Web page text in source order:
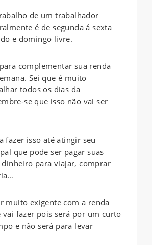
de um trabalhador
é de segunda á sexta
e domingo livre.
complementar sua renda
Sei que é muito
todos os dias da
se que isso não vai ser
fazer isso até atingir seu
que pode ser pagar suas
para viajar, comprar
muito exigente com a renda
vai fazer pois será por um curto
e não será para levar